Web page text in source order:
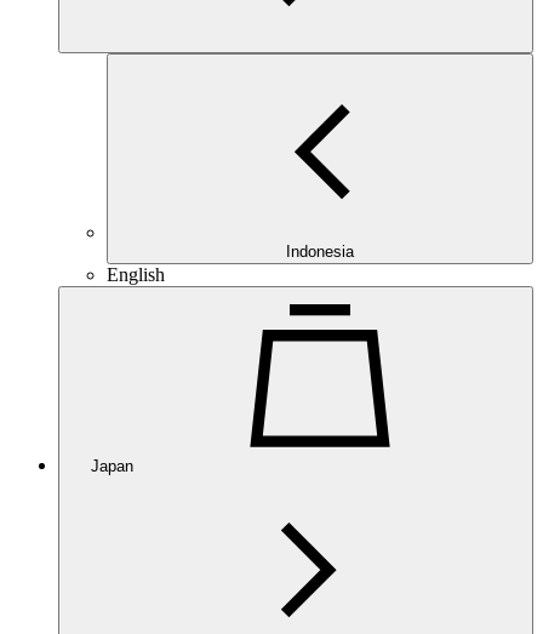
Indonesia
English
Japan